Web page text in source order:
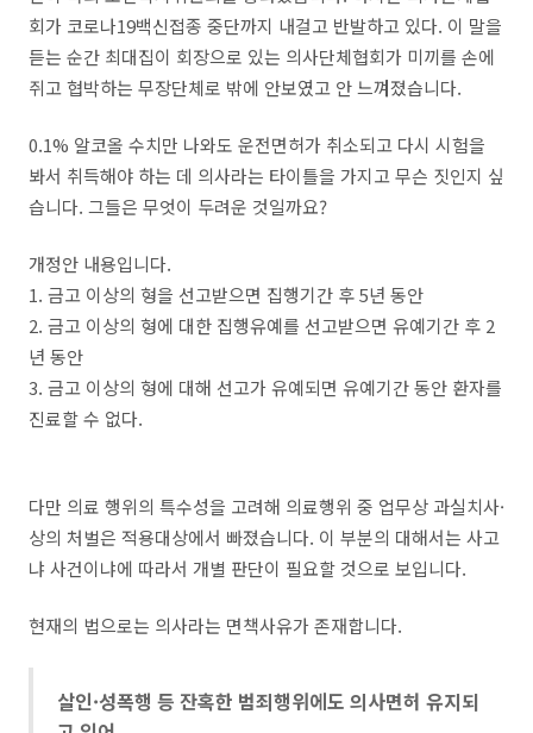
회가 코로나19백신접종 중단까지 내걸고 반발하고 있다. 이 말을
듣는 순간 최대집이 회장으로 있는 의사단체협회가 미끼를 손에
쥐고 협박하는 무장단체로 밖에 안보였고 안 느껴졌습니다.
0.1% 알코올 수치만 나와도 운전면허가 취소되고 다시 시험을
봐서 취득해야 하는 데 의사라는 타이틀을 가지고 무슨 짓인지 싶
습니다. 그들은 무엇이 두려운 것일까요?
개정안 내용입니다.
1. 금고 이상의 형을 선고받으면 집행기간 후 5년 동안
2. 금고 이상의 형에 대한 집행유예를 선고받으면 유예기간 후 2
년 동안
3. 금고 이상의 형에 대해 선고가 유예되면 유예기간 동안 환자를
진료할 수 없다.
다만 의료 행위의 특수성을 고려해 의료행위 중 업무상 과실치사·
상의 처벌은 적용대상에서 빠졌습니다. 이 부분의 대해서는 사고
냐 사건이냐에 따라서 개별 판단이 필요할 것으로 보입니다.
현재의 법으로는 의사라는 면책사유가 존재합니다.
살인·성폭행 등 잔혹한 범죄행위에도 의사면허 유지되